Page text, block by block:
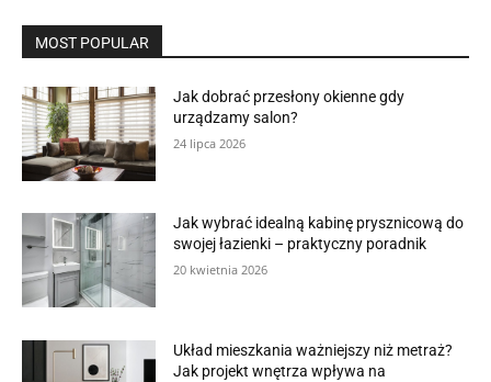
MOST POPULAR
Jak dobrać przesłony okienne gdy
urządzamy salon?
24 lipca 2026
Jak wybrać idealną kabinę prysznicową do
swojej łazienki – praktyczny poradnik
20 kwietnia 2026
Układ mieszkania ważniejszy niż metraż?
Jak projekt wnętrza wpływa na